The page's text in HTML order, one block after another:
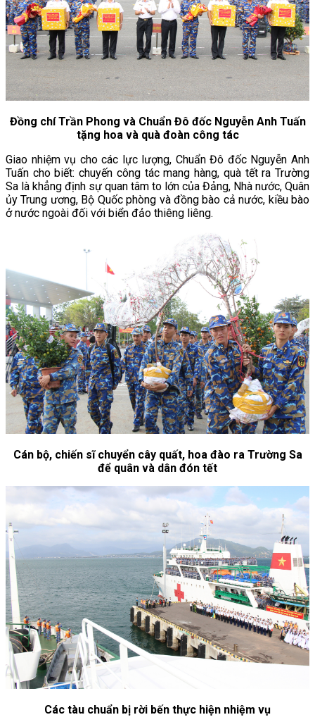
Đồng chí Trần Phong và Chuẩn Đô đốc Nguyễn Anh Tuấn
tặng hoa và quà đoàn công tác
Giao nhiệm vụ cho các lực lượng, Chuẩn Đô đốc Nguyễn Anh
Tuấn cho biết: chuyến công tác mang hàng, quà tết ra Trường
Sa là khẳng định sự quan tâm to lớn của Đảng, Nhà nước, Quân
ủy Trung ương, Bộ Quốc phòng và đồng bào cả nước, kiều bào
ở nước ngoài đối với biển đảo thiêng liêng.
Cán bộ, chiến sĩ chuyển cây quất, hoa đào ra Trường Sa
để quân và dân đón tết
Các tàu chuẩn bị rời bến thực hiện nhiệm vụ